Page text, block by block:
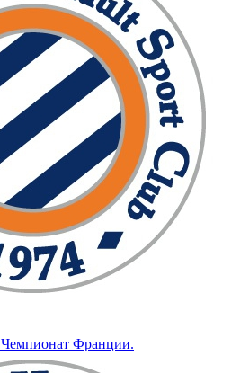
Чемпионат Франции.